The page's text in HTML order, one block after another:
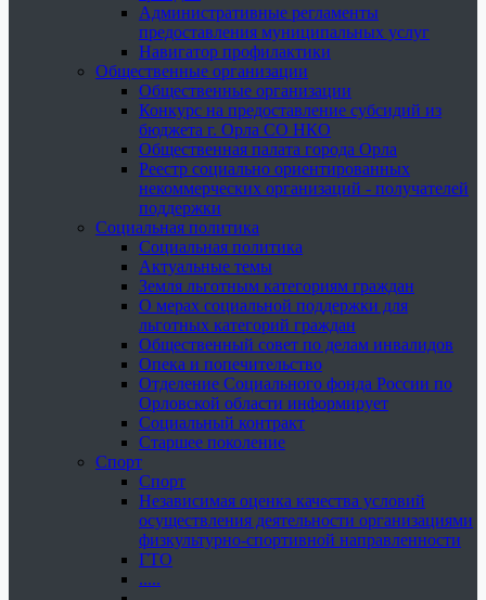
Административные регламенты
предоставления муниципальных услуг
Навигатор профилактики
Общественные организации
Общественные организации
Конкурс на предоставление субсидий из
бюджета г. Орла СО НКО
Общественная палата города Орла
Реестр социально ориентированных
некоммерческих организаций - получателей
поддержки
Социальная политика
Социальная политика
Актуальные темы
Земля льготным категориям граждан
О мерах социальной поддержки для
льготных категорий граждан
Общественный совет по делам инвалидов
Опека и попечительство
Отделение Социального фонда России по
Орловской области информирует
Социальный контракт
Старшее поколение
Спорт
Спорт
Независимая оценка качества условий
осуществления деятельности организациями
физкультурно-спортивной направленности
ГТО
.....